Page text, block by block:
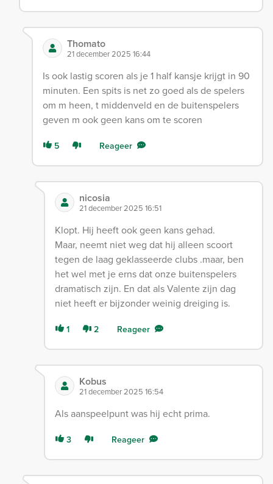
Thomato
21 december 2025 16:44
Is ook lastig scoren als je 1 half kansje krijgt in 90
minuten. Een spits is net zo goed als de spelers
om m heen, t middenveld en de buitenspelers
geven m ook geen kans om te scoren
5 Reageer
nicosia
21 december 2025 16:51
Klopt. Hij heeft ook geen kans gehad.
Maar, neemt niet weg dat hij alleen scoort
tegen de laag geklasseerde clubs .maar, ben
het wel met je erns dat onze buitenspelers
dramatisch zijn. En dat als Valente zijn dag
niet heeft er bijzonder weinig dreiging is.
1 2 Reageer
Kobus
21 december 2025 16:54
Als aanspeelpunt was hij echt prima.
3 Reageer